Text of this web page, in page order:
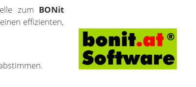
zum BONit
effizienten,